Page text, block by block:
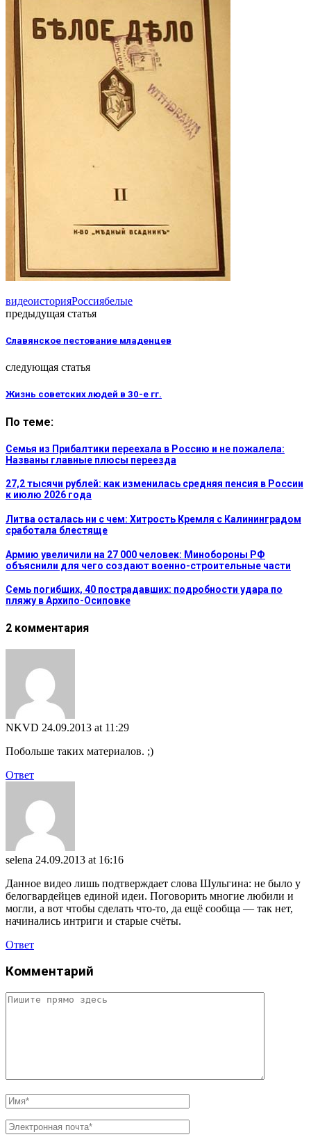
видеоисторияРоссиябелые
предыдущая статья
Славянское пестование младенцев
следующая статья
Жизнь советских людей в 30-е гг.
По теме:
Семья из Прибалтики переехала в Россию и не пожалела:
Названы главные плюсы переезда
27,2 тысячи рублей: как изменилась средняя пенсия в России
к июлю 2026 года
Литва осталась ни с чем: Хитрость Кремля с Калининградом
сработала блестяще
Армию увеличили на 27 000 человек: Минобороны РФ
объяснили для чего создают военно-строительные части
Семь погибших, 40 пострадавших: подробности удара по
пляжу в Архипо-Осиповке
2 комментария
NKVD 24.09.2013 at 11:29
Побольше таких материалов. ;)
Ответ
selena 24.09.2013 at 16:16
Данное видео лишь подтверждает слова Шульгина: не было у
белогвардейцев единой идеи. Поговорить многие любили и
могли, а вот чтобы сделать что-то, да ещё сообща — так нет,
начинались интриги и старые счёты.
Ответ
Комментарий